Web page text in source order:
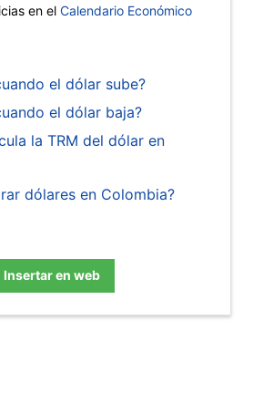
en el Calendario Económico
el dólar sube?
el dólar baja?
la TRM del dólar en
dólares en Colombia?
Insertar en web